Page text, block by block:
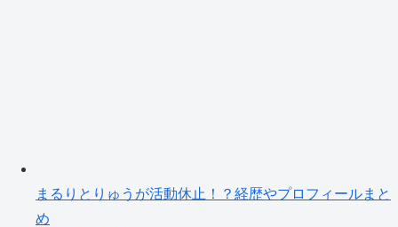
まるりとりゅうが活動休止！？経歴やプロフィールまと
め